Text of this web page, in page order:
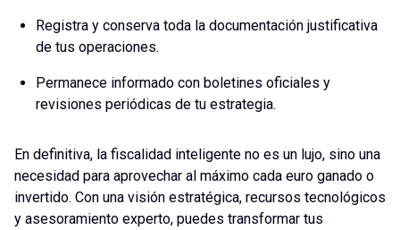
Registra y conserva toda la documentación justificativa
de tus operaciones.
Permanece informado con boletines oficiales y
revisiones periódicas de tu estrategia.
En definitiva, la fiscalidad inteligente no es un lujo, sino una
necesidad para aprovechar al máximo cada euro ganado o
invertido. Con una visión estratégica, recursos tecnológicos
y asesoramiento experto, puedes transformar tus